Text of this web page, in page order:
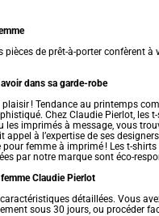
de prêt-à-porter confèrent
dans sa garde-robe
! Tendance au printemps
Chez Claudie Pierlot, les
imprimés à message, vous
à l’expertise de ses
pour femmeà imprimé ! Les t-shirts
par notre marque sont éco-
Claudie Pierlot
détaillées. Vous
sous 30 jours, ou procéder